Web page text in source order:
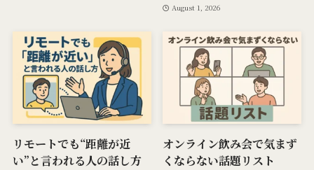
August 1, 2026
リモートでも“距離が近
い”と言われる人の話し方
オンライン飲み会で気まず
くならない話題リスト